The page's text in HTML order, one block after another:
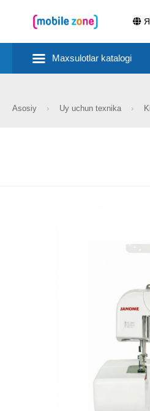
Maxsulotlar katalogi
Asosiy Uy uchun texnika